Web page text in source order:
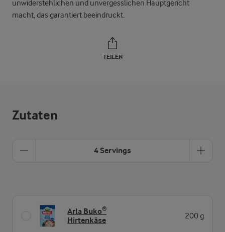
unwiderstehlichen und unvergesslichen Hauptgericht
macht, das garantiert beeindruckt.
TEILEN
Zutaten
4 Servings
Arla Buko®
Hirtenkäse
200 g